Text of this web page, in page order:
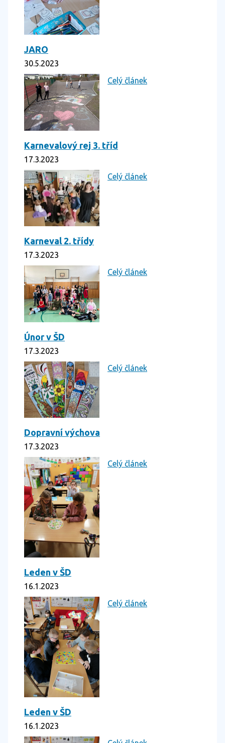
JARO
30.5.2023
Celý článek
Karnevalový rej 3. tříd
17.3.2023
Celý článek
Karneval 2. třídy
17.3.2023
Celý článek
Únor v ŠD
17.3.2023
Celý článek
Dopravní výchova
17.3.2023
Celý článek
Leden v ŠD
16.1.2023
Celý článek
Leden v ŠD
16.1.2023